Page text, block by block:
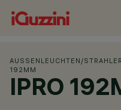
AUSSENLEUCHTEN /
192MM
IPRO